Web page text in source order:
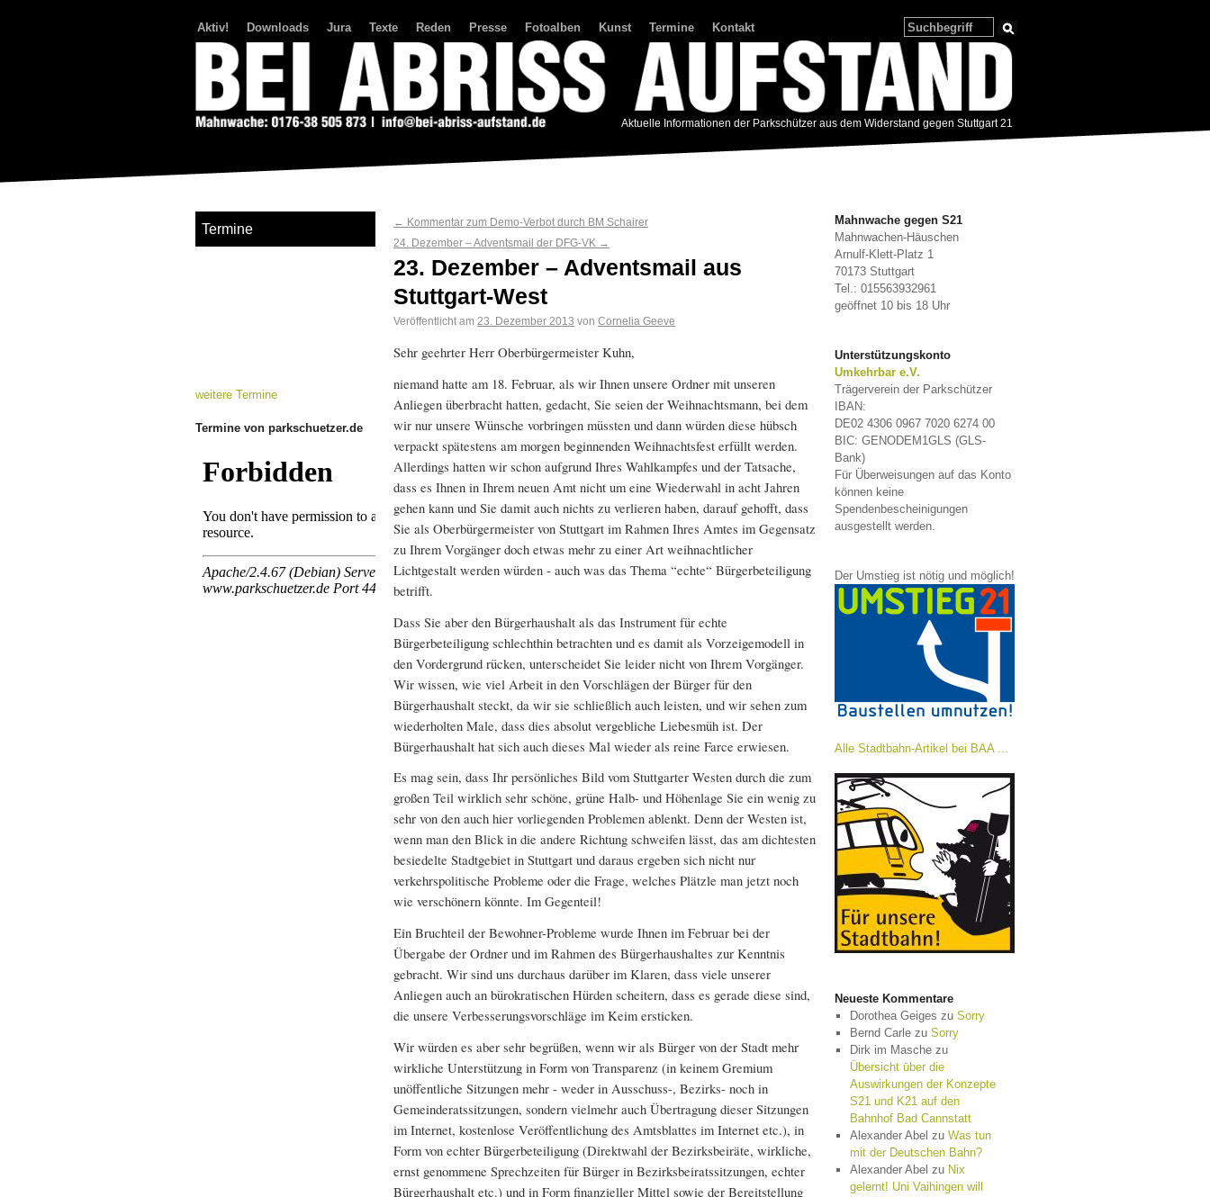
Aktiv! Downloads Jura Texte Reden Presse Fotoalben Kunst Termine Kontakt
Aktuelle Informationen der Parkschützer aus dem Widerstand gegen Stuttgart 21
← Kommentar zum Demo-Verbot durch BM Schairer
24. Dezember – Adventsmail der DFG-VK →
23. Dezember – Adventsmail aus
Stuttgart-West
Veröffentlicht am 23. Dezember 2013 von Cornelia Geeve
Sehr geehrter Herr Oberbürgermeister Kuhn,
niemand hatte am 18. Februar, als wir Ihnen unsere Ordner mit unseren
Anliegen überbracht hatten, gedacht, Sie seien der Weihnachtsmann, bei dem
wir nur unsere Wünsche vorbringen müssten und dann würden diese hübsch
verpackt spätestens am morgen beginnenden Weihnachtsfest erfüllt werden.
Allerdings hatten wir schon aufgrund Ihres Wahlkampfes und der Tatsache,
dass es Ihnen in Ihrem neuen Amt nicht um eine Wiederwahl in acht Jahren
gehen kann und Sie damit auch nichts zu verlieren haben, darauf gehofft, dass
Sie als Oberbürgermeister von Stuttgart im Rahmen Ihres Amtes im Gegensatz
zu Ihrem Vorgänger doch etwas mehr zu einer Art weihnachtlicher
Lichtgestalt werden würden - auch was das Thema “echte“ Bürgerbeteiligung
betrifft.
Dass Sie aber den Bürgerhaushalt als das Instrument für echte
Bürgerbeteiligung schlechthin betrachten und es damit als Vorzeigemodell in
den Vordergrund rücken, unterscheidet Sie leider nicht von Ihrem Vorgänger.
Wir wissen, wie viel Arbeit in den Vorschlägen der Bürger für den
Bürgerhaushalt steckt, da wir sie schließlich auch leisten, und wir sehen zum
wiederholten Male, dass dies absolut vergebliche Liebesmüh ist. Der
Bürgerhaushalt hat sich auch dieses Mal wieder als reine Farce erwiesen.
Es mag sein, dass Ihr persönliches Bild vom Stuttgarter Westen durch die zum
großen Teil wirklich sehr schöne, grüne Halb- und Höhenlage Sie ein wenig zu
sehr von den auch hier vorliegenden Problemen ablenkt. Denn der Westen ist,
wenn man den Blick in die andere Richtung schweifen lässt, das am dichtesten
besiedelte Stadtgebiet in Stuttgart und daraus ergeben sich nicht nur
verkehrspolitische Probleme oder die Frage, welches Plätzle man jetzt noch
wie verschönern könnte. Im Gegenteil!
Ein Bruchteil der Bewohner-Probleme wurde Ihnen im Februar bei der
Übergabe der Ordner und im Rahmen des Bürgerhaushaltes zur Kenntnis
gebracht. Wir sind uns durchaus darüber im Klaren, dass viele unserer
Anliegen auch an bürokratischen Hürden scheitern, dass es gerade diese sind,
die unsere Verbesserungsvorschläge im Keim ersticken.
Wir würden es aber sehr begrüßen, wenn wir als Bürger von der Stadt mehr
wirkliche Unterstützung in Form von Transparenz (in keinem Gremium
unöffentliche Sitzungen mehr - weder in Ausschuss-, Bezirks- noch in
Gemeinderatssitzungen, sondern vielmehr auch Übertragung dieser Sitzungen
im Internet, kostenlose Veröffentlichung des Amtsblattes im Internet etc.), in
Form von echter Bürgerbeteiligung (Direktwahl der Bezirksbeiräte, wirkliche,
ernst genommene Sprechzeiten für Bürger in Bezirksbeiratssitzungen, echter
Bürgerhaushalt etc.) und in Form finanzieller Mittel sowie der Bereitstellung
Termine
weitere Termine
Termine von parkschuetzer.de
Mahnwache gegen S21
Mahnwachen-Häuschen
Arnulf-Klett-Platz 1
70173 Stuttgart
Tel.: 015563932961
geöffnet 10 bis 18 Uhr
Unterstützungskonto
Umkehrbar e.V.
Trägerverein der Parkschützer
IBAN:
DE02 4306 0967 7020 6274 00
BIC: GENODEM1GLS (GLS-
Bank)
Für Überweisungen auf das Konto
können keine
Spendenbescheinigungen
ausgestellt werden.
Der Umstieg ist nötig und möglich!
Alle Stadtbahn-Artikel bei BAA ...
Neueste Kommentare
Dorothea Geiges zu Sorry
Bernd Carlezu Sorry
Dirk im Maschezu
Übersicht über die
Auswirkungen der Konzepte
S21 und K21 auf den
Bahnhof Bad Cannstatt
Alexander Abel zu Was tun
mit der Deutschen Bahn?
Alexander Abel zu Nix
gelernt! Uni Vaihingen will